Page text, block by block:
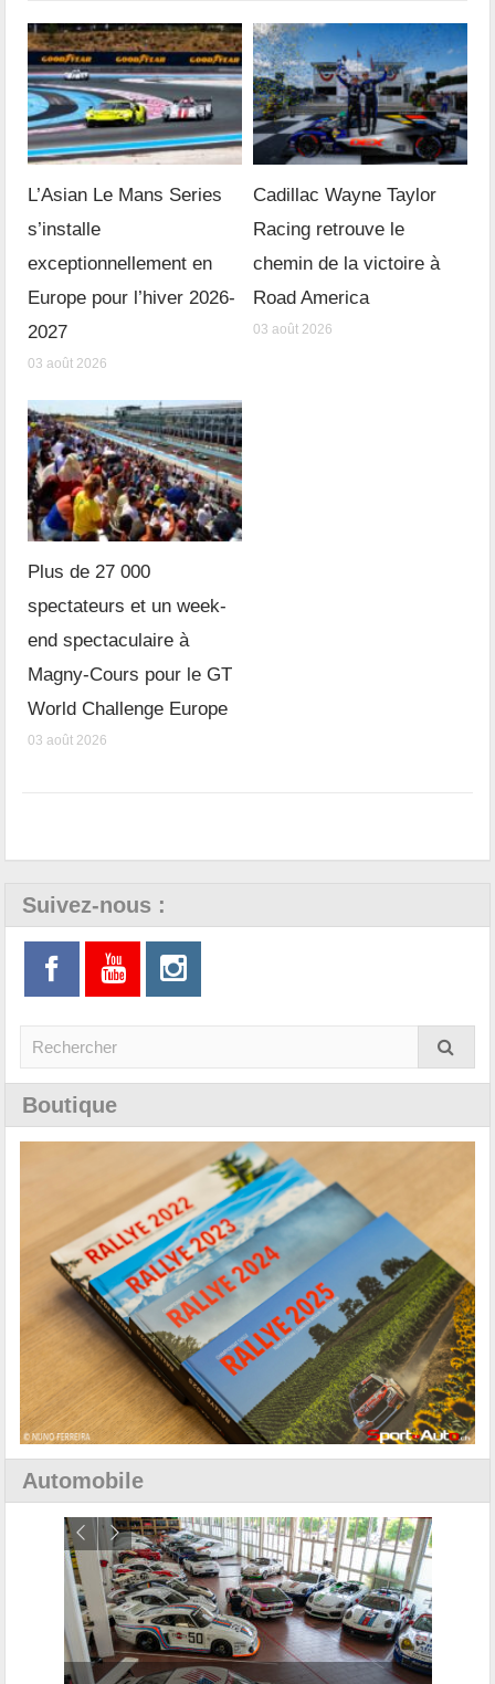
L’Asian Le Mans Series
s’installe
exceptionnellement en
Europe pour l’hiver 2026-
2027
03 août 2026
Cadillac Wayne Taylor
Racing retrouve le
chemin de la victoire à
Road America
03 août 2026
Plus de 27 000
spectateurs et un week-
end spectaculaire à
Magny-Cours pour le GT
World Challenge Europe
03 août 2026
Suivez-nous :
Boutique
Automobile